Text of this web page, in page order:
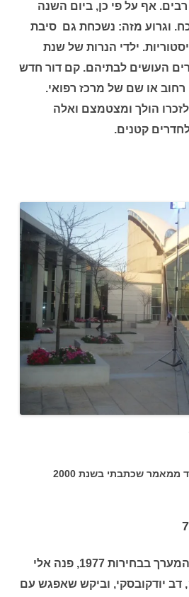
רבים. אף על פי כן, ביום השנה
וגרוע מזה: נשכחת גם סיבת
ילדי הנרות של שנת
העושים לבתיהם. קם דור חדש
או שם של מרכז רפואי.
הולך ומצטמצם ואלה
קטנים.
זמן קצר לאחר תבוסת המערך בבחירות 1977, פנה אלי
דב יודקובסקי, וביקש שאפגש עם